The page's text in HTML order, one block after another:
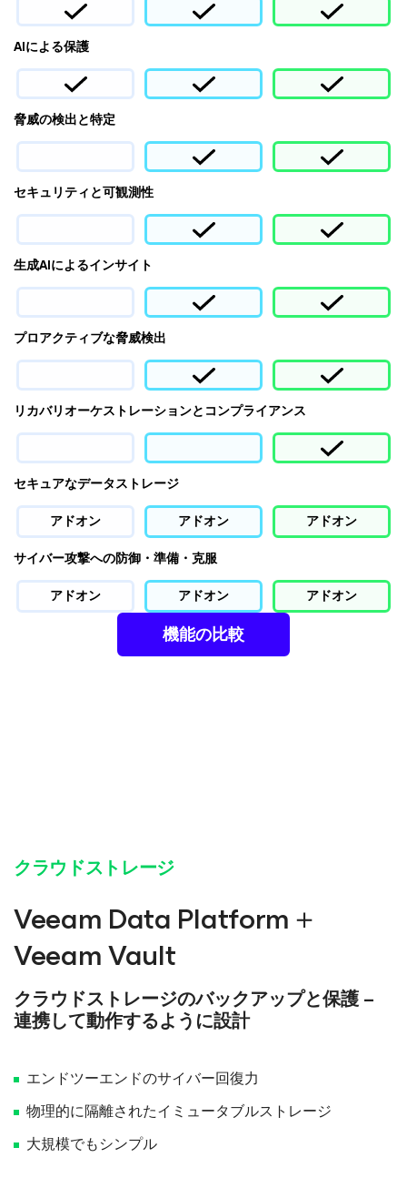
AIによる保護
脅威の検出と特定
セキュリティと可観測性
生成AIによるインサイト
プロアクティブな脅威検出
リカバリオーケストレーションとコンプライアンス
セキュアなデータストレージ
アドオン
アドオン
アドオン
サイバー攻撃への防御・準備・克服
アドオン
アドオン アドオン
機能の比較
クラウドストレージ
Veeam Data Platform＋
Veeam Vault
クラウドストレージのバックアップと保護 –
連携して動作するように設計
エンドツーエンドのサイバー回復力
物理的に隔離されたイミュータブルストレージ
大規模でもシンプル